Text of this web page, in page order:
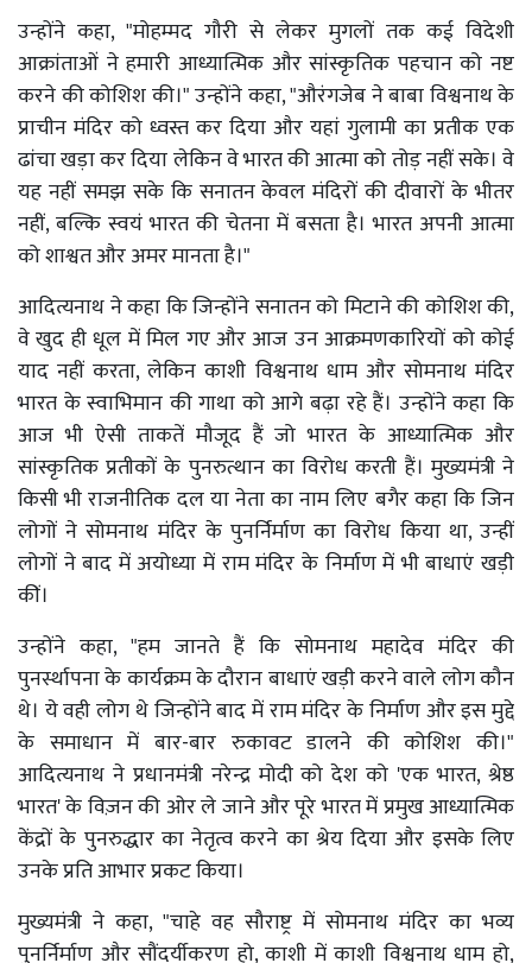
उन्होंने कहा, "मोहम्मद गौरी से लेकर मुगलों तक कई विदेशी
आक्रांताओं ने हमारी आध्यात्मिक और सांस्कृतिक पहचान को नष्ट
करने की कोशिश की।" उन्होंने कहा, "औरंगजेब ने बाबा विश्वनाथ के
प्राचीन मंदिर को ध्वस्त कर दिया और यहां गुलामी का प्रतीक एक
ढांचा खड़ा कर दिया लेकिन वे भारत की आत्मा को तोड़ नहीं सके। वे
यह नहीं समझ सके कि सनातन केवल मंदिरों की दीवारों के भीतर
नहीं, बल्कि स्वयं भारत की चेतना में बसता है। भारत अपनी आत्मा
को शाश्वत और अमर मानता है।"
आदित्यनाथ ने कहा कि जिन्होंने सनातन को मिटाने की कोशिश की,
वे खुद ही धूल में मिल गए और आज उन आक्रमणकारियों को कोई
याद नहीं करता, लेकिन काशी विश्वनाथ धाम और सोमनाथ मंदिर
भारत के स्वाभिमान की गाथा को आगे बढ़ा रहे हैं। उन्होंने कहा कि
आज भी ऐसी ताकतें मौजूद हैं जो भारत के आध्यात्मिक और
सांस्कृतिक प्रतीकों के पुनरुत्थान का विरोध करती हैं। मुख्यमंत्री ने
किसी भी राजनीतिक दल या नेता का नाम लिए बगैर कहा कि जिन
लोगों ने सोमनाथ मंदिर के पुनर्निर्माण का विरोध किया था, उन्हीं
लोगों ने बाद में अयोध्या में राम मंदिर के निर्माण में भी बाधाएं खड़ी
कीं।
उन्होंने कहा, "हम जानते हैं कि सोमनाथ महादेव मंदिर की
पुनर्स्थापना के कार्यक्रम के दौरान बाधाएं खड़ी करने वाले लोग कौन
थे। ये वही लोग थे जिन्होंने बाद में राम मंदिर के निर्माण और इस मुद्दे
के समाधान में बार-बार रुकावट डालने की कोशिश की।"
आदित्यनाथ ने प्रधानमंत्री नरेन्द्र मोदी को देश को 'एक भारत, श्रेष्ठ
भारत' के विज़न की ओर ले जाने और पूरे भारत में प्रमुख आध्यात्मिक
केंद्रों के पुनरुद्धार का नेतृत्व करने का श्रेय दिया और इसके लिए
उनके प्रति आभार प्रकट किया।
मुख्यमंत्री ने कहा, "चाहे वह सौराष्ट्र में सोमनाथ मंदिर का भव्य
पुनर्निर्माण और सौंदर्यीकरण हो, काशी में काशी विश्वनाथ धाम हो,